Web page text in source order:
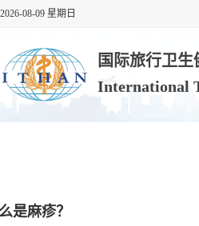
2026-08-09 星期日
国际旅行卫生
International
是麻疹？